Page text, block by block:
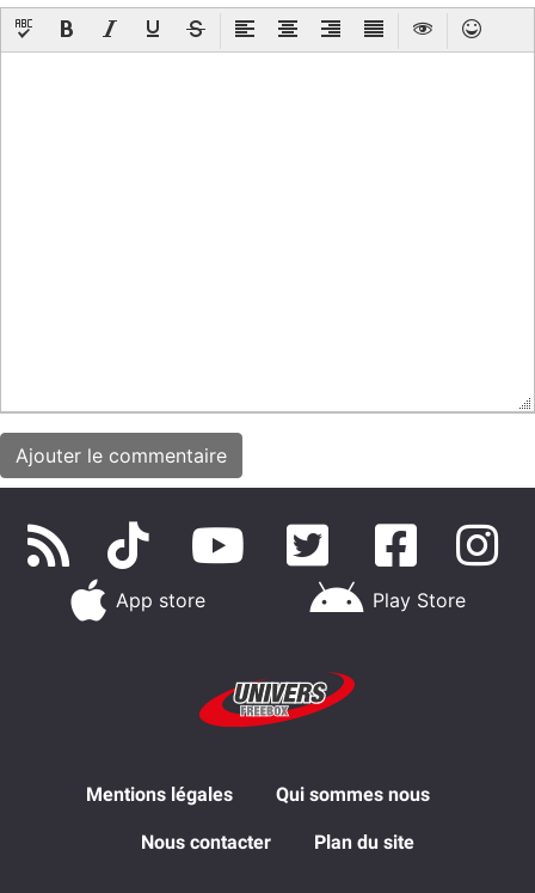
App store Play Store
Mentions légales Qui sommes nous
Nous contacter Plan du site